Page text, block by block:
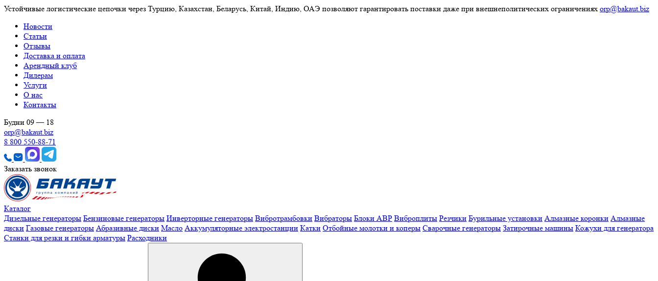
Устойчивые логистические цепочки через Турцию, Казахстан, Беларусь, Китай, Индию, ОАЭ позволяют гарантировать поставки даже при внешнеполитических ограничениях orp@bakaut.biz
Новости
Статьи
Отзывы
Доставка и оплата
Арендный клуб
Дилерам
Услуги
О нас
Контакты
Будни 09 — 18
orp@bakaut.biz
8 800 550-88-71
Заказать звонок
Каталог
Дизельные генераторы Бензиновые генераторы Инверторные генераторы Вибротрамбовки Вибраторы Блоки АВР Виброплиты Резчики Бурильные установки Алмазные коронки Алмазные
диски Газовые генераторы Абразивные диски Масло Аккумуляторные электростанции Катки Отбойные молотки и коперы Сварочные генераторы Затирочные машины Кожухи для генератора
Станки для резки и гибки арматуры Расходники